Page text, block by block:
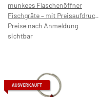
munkees Flaschenöffner
Fischgräte – mit Preisaufdruck
5,99 €
Preise nach Anmeldung
sichtbar
AUSVERKAUFT